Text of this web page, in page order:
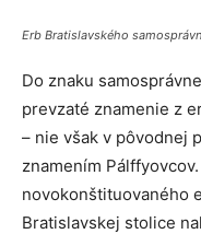
Erb Bratislavského
Do znaku
prevzaté znamenie z
– nie však v pôvodnej
znamením
novokonštituovaného
Bratislavskej stolice